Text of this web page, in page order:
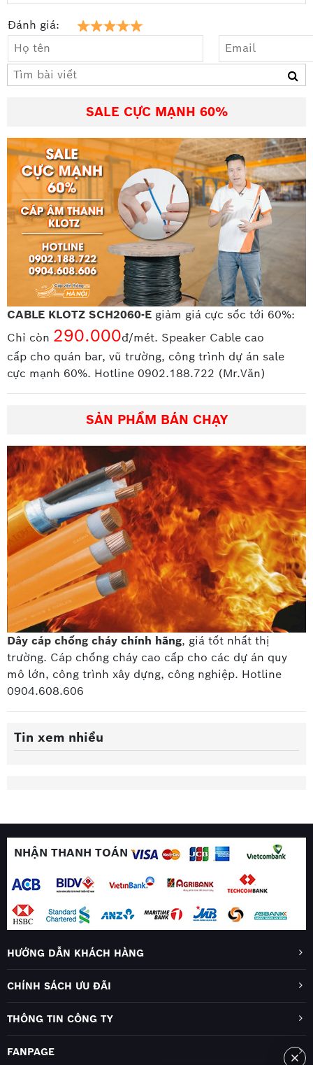
Đánh giá:
SALE CỰC MẠNH 60%
CABLE KLOTZ SCH2060-E giảm giá cực sốc tới 60%:
Chỉ còn 290.000đ/mét. Speaker Cable cao
cấp cho quán bar, vũ trường, công trình dự án sale
cực mạnh 60%. Hotline 0902.188.722 (Mr.Văn)
SẢN PHẨM BÁN CHẠY
Dây cáp chống cháy chính hãng, giá tốt nhất thị
trường. Cáp chống cháy cao cấp cho các dự án quy
mô lớn, công trình xây dựng, công nghiệp. Hotline
0904.608.606
Tin xem nhiều
NHẬN THANH TOÁN
HƯỚNG DẪN KHÁCH HÀNG
CHÍNH SÁCH ƯU ĐÃI
THÔNG TIN CÔNG TY
FANPAGE